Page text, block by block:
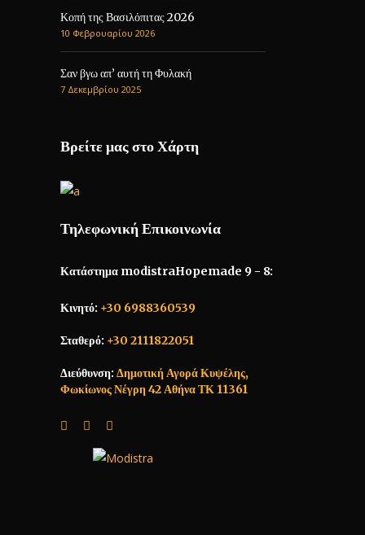
Κοπή της Βασιλόπιτας 2026
10 Φεβρουαρίου 2026
Σαν βγω απ’ αυτή τη Φυλακή
7 Δεκεμβρίου 2025
Βρείτε μας στο Χάρτη
Τηλεφωνική Επικοινωνία
Κατάστημα modistraHopemade 9 - 8:
Κινητό: +30 6988360539
Σταθερό: +30 2111822051
Διεύθυνση: Δημοτική Αγορά Κυψέλης,
Φωκίωνος Νέγρη 42 Αθήνα ΤΚ 11361